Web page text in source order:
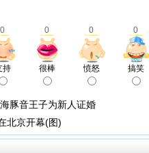
0 0 0 0
持 很棒 愤怒 搞笑
豚音王子为新人证婚
北京开幕(图)